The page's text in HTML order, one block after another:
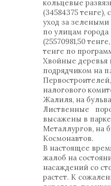
кольцевые
(34584375 тенге),
уход за
по улицам города
(25570981,50
тенге по
Хвойные
подрядчиком на
налогового
Жалиля, на
Лиственные
высажены в
Металлургов, на
Космонавтов.
В настоящее
жалоб на
насаждений со
растет. К